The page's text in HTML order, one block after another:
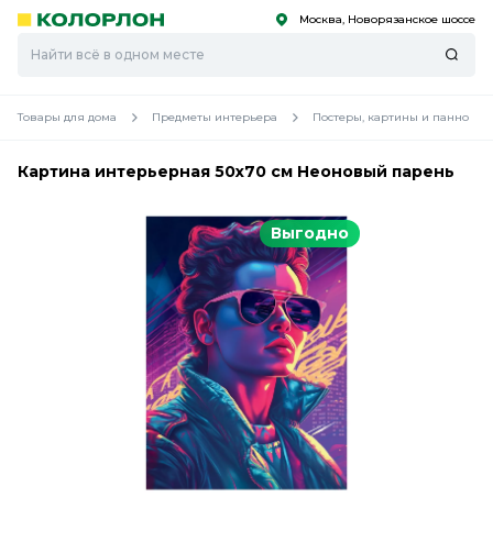
Скоро
Скоро Москва, Новорязанское шоссе
Товары для дома Предметы интерьера Постеры, картины и панно
Картина интерьерная 50х70 см Неоновый парень
Выгодно